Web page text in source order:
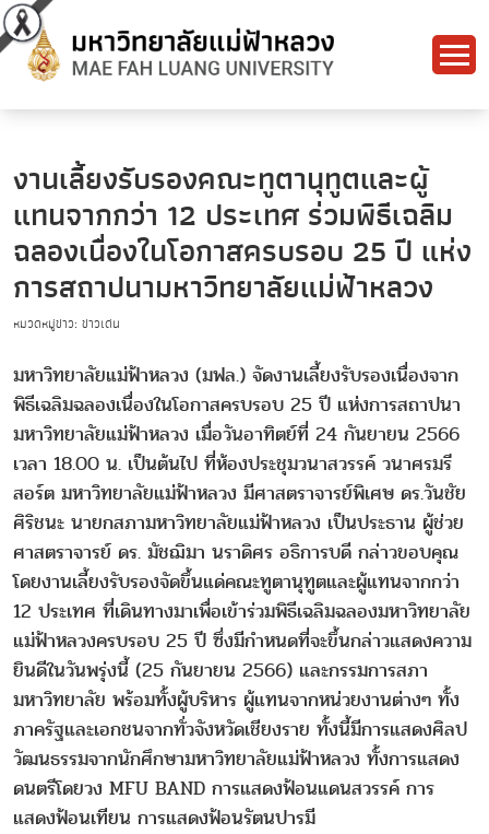
งานเลี้ยงรับรองคณะทูตานุทูตและผู้
แทนจากกว่า 12 ประเทศ ร่วมพิธีเฉลิม
ฉลองเนื่องในโอกาสครบรอบ 25 ปี แห่ง
การสถาปนามหาวิทยาลัยแม่ฟ้าหลวง
หมวดหมู่ข่าว: ข่าวเด่น
มหาวิทยาลัยแม่ฟ้าหลวง (มฟล.) จัดงานเลี้ยงรับรองเนื่องจาก
พิธีเฉลิมฉลองเนื่องในโอกาสครบรอบ 25 ปี แห่งการสถาปนา
มหาวิทยาลัยแม่ฟ้าหลวง เมื่อวันอาทิตย์ที่ 24 กันยายน 2566
เวลา 18.00 น. เป็นต้นไป ที่ห้องประชุมวนาสวรรค์ วนาศรมรี
สอร์ต มหาวิทยาลัยแม่ฟ้าหลวง มีศาสตราจารย์พิเศษ ดร.วันชัย
ศิริชนะ นายกสภามหาวิทยาลัยแม่ฟ้าหลวง เป็นประธาน ผู้ช่วย
ศาสตราจารย์ ดร. มัชฌิมา นราดิศร อธิการบดี กล่าวขอบคุณ
โดยงานเลี้ยงรับรองจัดขึ้นแด่คณะทูตานุทูตและผู้แทนจากกว่า
12 ประเทศ ที่เดินทางมาเพื่อเข้าร่วมพิธีเฉลิมฉลองมหาวิทยาลัย
แม่ฟ้าหลวงครบรอบ 25 ปี ซึ่งมีกำหนดที่จะขึ้นกล่าวแสดงความ
ยินดีในวันพรุ่งนี้ (25 กันยายน 2566) และกรรมการสภา
มหาวิทยาลัย พร้อมทั้งผู้บริหาร ผู้แทนจากหน่วยงานต่างๆ ทั้ง
ภาครัฐและเอกชนจากทั่วจังหวัดเชียงราย ทั้งนี้มีการแสดงศิลป
วัฒนธรรมจากนักศึกษามหาวิทยาลัยแม่ฟ้าหลวง ทั้งการแสดง
ดนตรีโดยวง MFU BAND การแสดงฟ้อนแดนสวรรค์ การ
แสดงฟ้อนเทียน การแสดงฟ้อนรัตนปารมี